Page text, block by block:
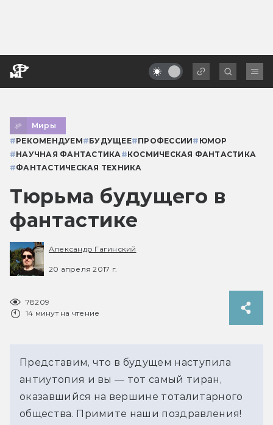
Миры
#РЕКОМЕНДУЕМ#БУДУЩЕЕ#ПРОФЕССИИ# ЮМОР
#НАУЧНАЯ ФАНТАСТИКА #КОСМИЧЕСКАЯ ФАНТАСТИКА
#ФАНТАСТИЧЕСКАЯ ТЕХНИКА
Тюрьма будущего в
фантастике
Александр Гагинский
20 апреля 2017 г.
78209
14 минут на чтение
Представим, что в будущем наступила
антиутопия и вы — тот самый тиран,
оказавшийся на вершине тоталитарного
общества. Примите наши поздравления!